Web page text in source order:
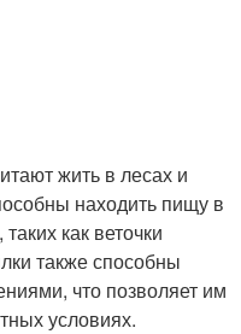
жить в лесах и
находить пищу в
как веточки
также способны
что позволяет им
условиях.